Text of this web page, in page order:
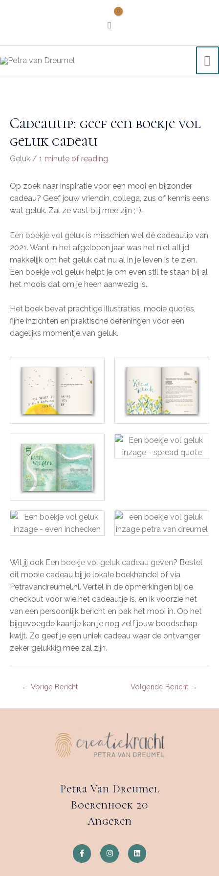
Cadeautip: geef een boekje vol
geluk cadeau
Geluk / 1 minute of reading
Op zoek naar inspiratie voor een mooi en bijzonder
cadeau? Geef jouw vriendin, collega, zus of kennis eens
wat geluk. Zal ze vast blij mee zijn ;-).
Een boekje vol geluk is misschien wel dé cadeautip van
2021. Want in het afgelopen jaar was het niet altijd
makkelijk om het geluk dat nu al in je leven is te zien.
Een boekje vol geluk helpt je om even stil te staan bij al
het moois dat om je heen aanwezig is.
Het boek bevat prachtige illustraties, mooie quotes,
fijne inzichten en praktische oefeningen voor een
dagelijks momentje van geluk.
Wil jij ook Een boekje vol geluk cadeau geven? Bestel
dit mooie cadeau bij je lokale boekhandel óf via
Petravandreumel.nl. Vertel in de opmerkingen bij de
checkout voor wie het cadeautje is, en ik voorzie het
van een persoonlijk bericht en pak het mooi in. Op het
bijgevoegde kaartje kan je nog zelf jouw boodschap
kwijt. Zo geef je een uniek cadeau waar de ontvanger
zeker gelukkig mee zal zijn.
← Vorige Bericht Volgende Bericht →
Petra Van Dreumel
Boerenhoek 20
Angeren